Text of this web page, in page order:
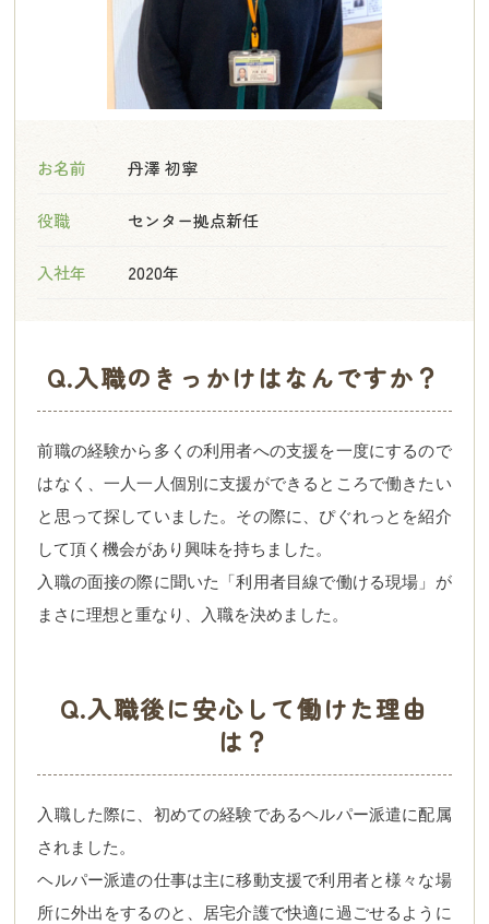
お名前 丹澤 初寧
役職 センター拠点新任
入社年 2020年
Q.入職のきっかけはなんですか？
前職の経験から多くの利用者への支援を一度にするので
はなく、一人一人個別に支援ができるところで働きたい
と思って探していました。その際に、ぴぐれっとを紹介
して頂く機会があり興味を持ちました。
入職の面接の際に聞いた「利用者目線で働ける現場」が
まさに理想と重なり、入職を決めました。
Q.入職後に安心して働けた理由
は？
入職した際に、初めての経験であるヘルパー派遣に配属
されました。
ヘルパー派遣の仕事は主に移動支援で利用者と様々な場
所に外出をするのと、居宅介護で快適に過ごせるように